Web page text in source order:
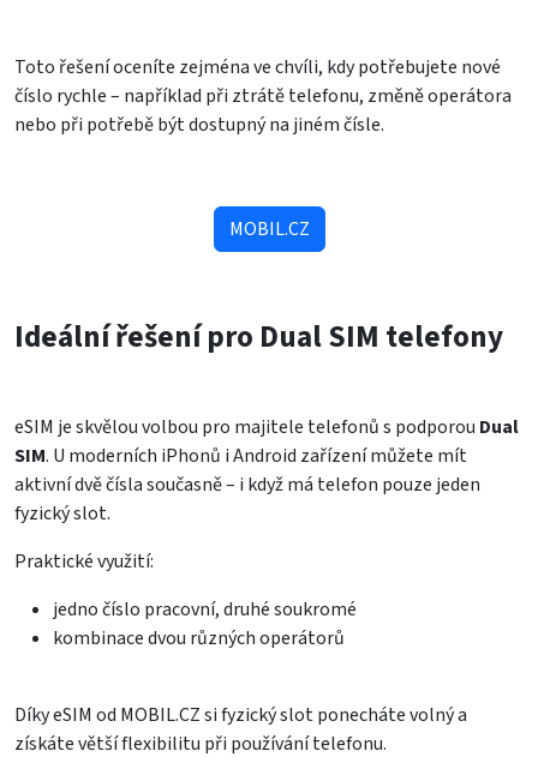
Toto řešení oceníte zejména ve chvíli, kdy potřebujete nové
číslo rychle – například při ztrátě telefonu, změně operátora
nebo při potřebě být dostupný na jiném čísle.
MOBIL.CZ
Ideální řešení pro Dual SIM telefony
eSIM je skvělou volbou pro majitele telefonů s podporou Dual
SIM. U moderních iPhonů i Android zařízení můžete mít
aktivní dvě čísla současně – i když má telefon pouze jeden
fyzický slot.
Praktické využití:
jedno číslo pracovní, druhé soukromé
kombinace dvou různých operátorů
Díky eSIM od MOBIL.CZ si fyzický slot ponecháte volný a
získáte větší flexibilitu při používání telefonu.